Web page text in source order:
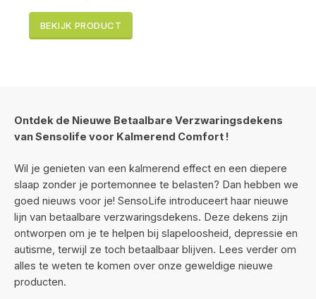
BEKIJK PRODUCT
Ontdek de Nieuwe Betaalbare Verzwaringsdekens
van Sensolife voor Kalmerend Comfort !
Wil je genieten van een kalmerend effect en een diepere
slaap zonder je portemonnee te belasten? Dan hebben we
goed nieuws voor je! SensoLife introduceert haar nieuwe
lijn van betaalbare verzwaringsdekens. Deze dekens zijn
ontworpen om je te helpen bij slapeloosheid, depressie en
autisme, terwijl ze toch betaalbaar blijven. Lees verder om
alles te weten te komen over onze geweldige nieuwe
producten.